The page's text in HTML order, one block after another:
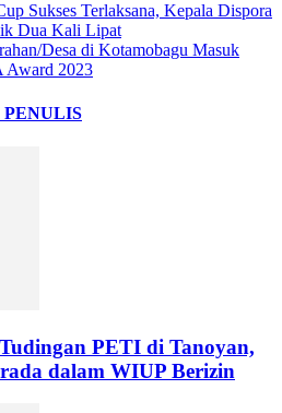
Sukses Terlaksana, Kepala Dispora
Dua Kali Lipat
Desa di Kotamobagu Masuk
Award 2023
PETI di Tanoyan,
dalam WIUP Berizin